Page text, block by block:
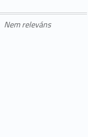
Nem releváns